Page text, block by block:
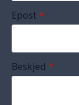
Epost *
Beskjed *